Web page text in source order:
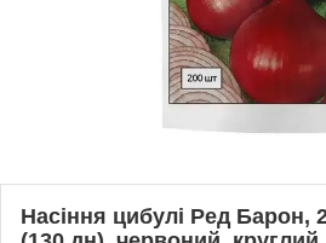
Насіння цибулі Ред Барон,